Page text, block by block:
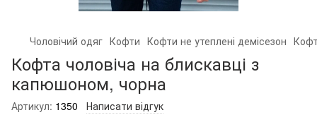
Чоловічий одяг Кофти Кофти не утеплені демісезон
Кофта чоловіча на блискавці з
капюшоном, чорна
Артикул: 1350 Написати відгук